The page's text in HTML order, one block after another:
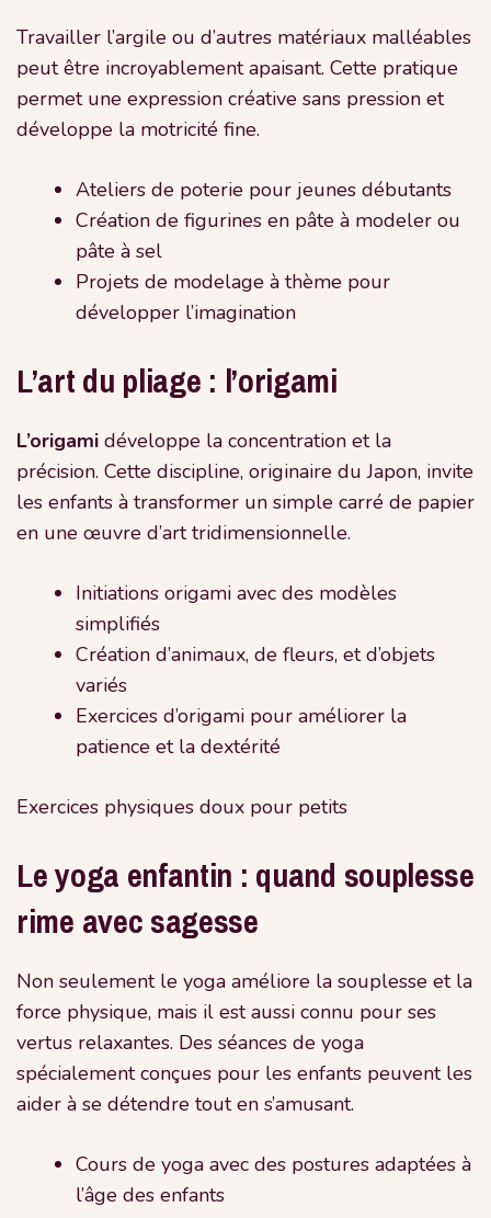
Travailler l’argile ou d’autres matériaux malléables
peut être incroyablement apaisant. Cette pratique
permet une expression créative sans pression et
développe la motricité fine.
Ateliers de poterie pour jeunes débutants
Création de figurines en pâte à modeler ou
pâte à sel
Projets de modelage à thème pour
développer l’imagination
L’art du pliage : l’origami
L’origami développe la concentration et la
précision. Cette discipline, originaire du Japon, invite
les enfants à transformer un simple carré de papier
en une œuvre d’art tridimensionnelle.
Initiations origami avec des modèles
simplifiés
Création d’animaux, de fleurs, et d’objets
variés
Exercices d’origami pour améliorer la
patience et la dextérité
Exercices physiques doux pour petits
Le yoga enfantin : quand souplesse
rime avec sagesse
Non seulement le yoga améliore la souplesse et la
force physique, mais il est aussi connu pour ses
vertus relaxantes. Des séances de yoga
spécialement conçues pour les enfants peuvent les
aider à se détendre tout en s’amusant.
Cours de yoga avec des postures adaptées à
l’âge des enfants